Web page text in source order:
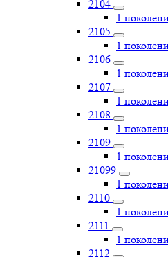
2104
1
2105
1
2106
1
2107
1
2108
1
2109
1
21099
1
2110
1
2111
1
2112